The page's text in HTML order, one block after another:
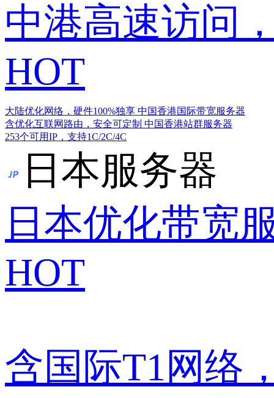
中港高速访问
HOT
大陆优化网络，硬件100%独享 中国香港国际带宽服务器
含优化互联网路由，安全可定制 中国香港站群服务器
253个可用IP，支持1C/2C/4C
日本服务器
日本优化带宽
HOT
含国际T1网络